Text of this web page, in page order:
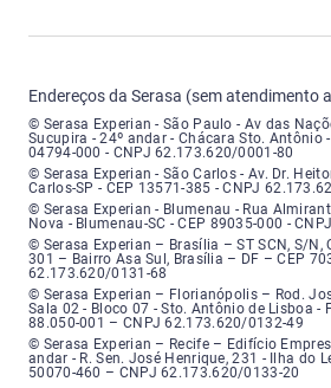
Endereços da Serasa (sem atendimento
Serasa Experian - São Paulo - Endereço:
© Serasa Experian - São Paulo - Av das
Sucupira - 24º andar - Chácara Sto. Antônio
04794-000 - CNPJ 62.173.620/0001-80
Serasa Experian - São Carlos - Endereço:
© Serasa Experian - São Carlos - Av. Dr.
Carlos-SP - CEP 13571-385 - CNPJ
Serasa Experian - Blumenau - Endereço:
© Serasa Experian - Blumenau - Rua
Nova - Blumenau-SC - CEP 89035-000 -
Serasa Experian - Brasília, Endereço: Setor
© Serasa Experian – Brasília – ST SCN, S/N,
301 – Bairro Asa Sul, Brasília – DF – CEP
62.173.620/0131-68
Serasa Experian - Florianópolis, Endereço:
© Serasa Experian – Florianópolis – Rod.
Sala 02 - Bloco 07 - Sto. Antônio de Lisboa -
88.050-001 – CNPJ 62.173.620/0132-49
Serasa Experian - Recife, Endereço: Edifício
© Serasa Experian – Recife – Edifício
andar - R. Sen. José Henrique, 231 - Ilha do
50070-460 – CNPJ 62.173.620/0133-20